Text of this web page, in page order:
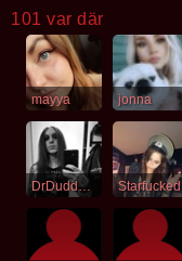
101 var där
mayya jonna
DrDuddenstein Starfucked